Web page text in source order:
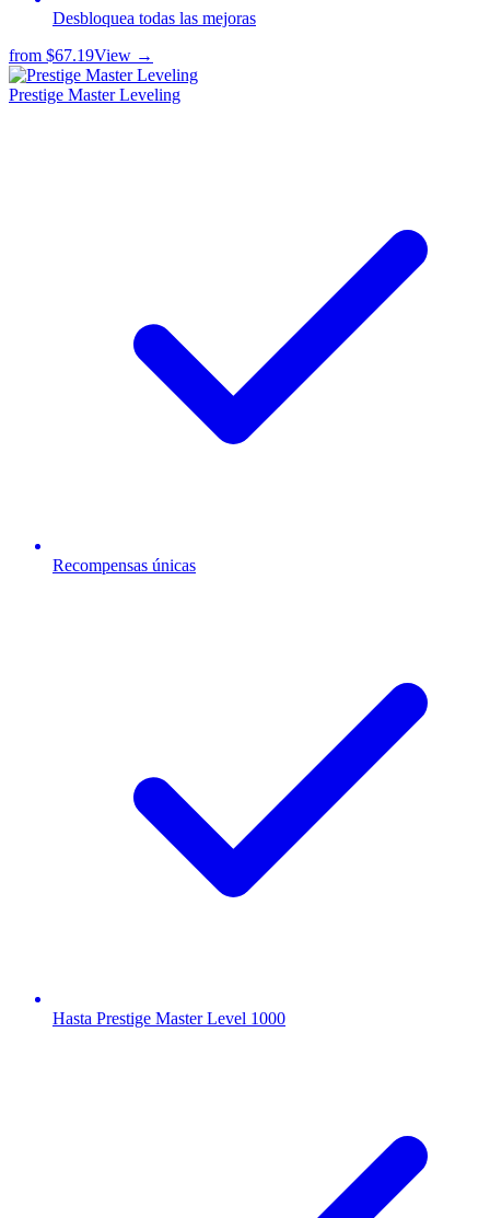
Desbloquea todas las mejoras
from $67.19View →
Prestige Master Leveling
Recompensas únicas
Hasta Prestige Master Level 1000